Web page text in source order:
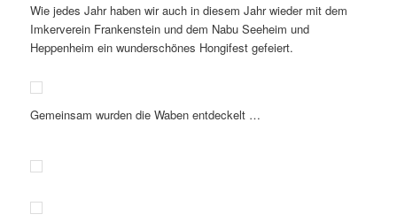
Wie jedes Jahr haben wir auch in diesem Jahr wieder mit dem
Imkerverein Frankenstein und dem Nabu Seeheim und
Heppenheim ein wunderschönes Hongifest gefeiert.
Gemeinsam wurden die Waben entdeckelt …